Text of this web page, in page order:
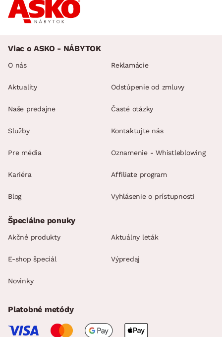
Viac o ASKO - NÁBYTOK
O nás
Aktuality
Naše predajne
Služby
Pre média
Kariéra
Blog
Reklamácie
Odstúpenie od zmluvy
Časté otázky
Kontaktujte nás
Oznamenie - Whistleblowing
Affiliate program
Vyhlásenie o prístupnosti
Špeciálne ponuky
Akčné produkty Aktuálny leták
E-shop špeciál Výpredaj
Novinky
Platobné metódy